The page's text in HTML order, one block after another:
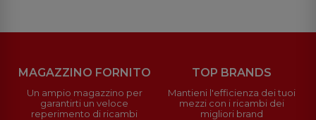
MAGAZZINO FORNITO
Un ampio magazzino per
garantirti un veloce
reperimento di ricambi
TOP BRANDS
Mantieni l'efficienza dei tuoi
mezzi con i ricambi dei
migliori brand